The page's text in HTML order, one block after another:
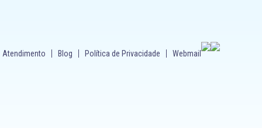
Atendimento Blog Política de Privacidade Webmail